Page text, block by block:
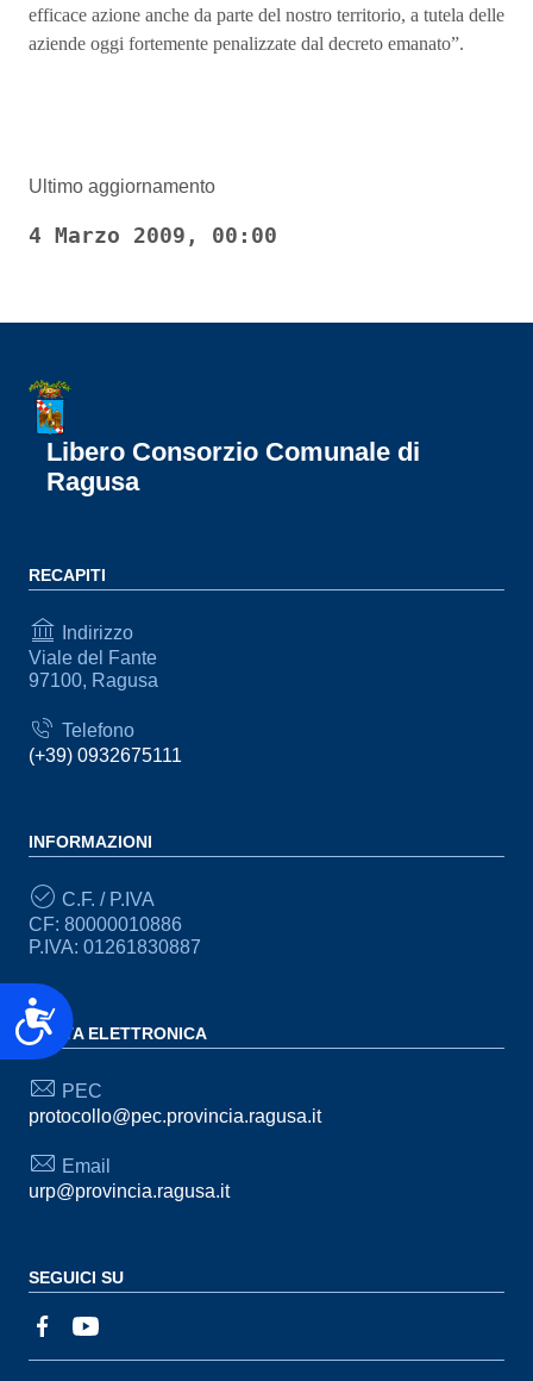
Accessibilità
efficace azione anche da parte del nostro territorio, a tutela delle
aziende oggi fortemente penalizzate dal decreto emanato”.
Ultimo aggiornamento
4 Marzo 2009, 00:00
Libero Consorzio Comunale di
Ragusa
RECAPITI
Indirizzo
Viale del Fante
97100, Ragusa
Telefono
(+39) 0932675111
INFORMAZIONI
C.F. / P.IVA
CF: 80000010886
P.IVA: 01261830887
POSTA ELETTRONICA
PEC
protocollo@pec.provincia.ragusa.it
Email
urp@provincia.ragusa.it
SEGUICI SU